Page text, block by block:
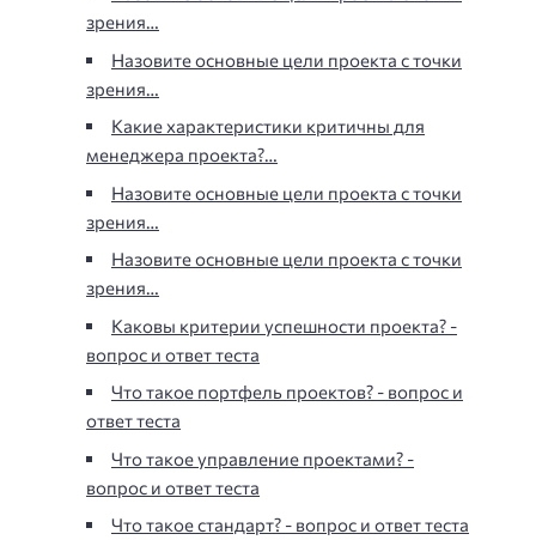
зрения…
Назовите основные цели проекта с точки
зрения…
Какие характеристики критичны для
менеджера проекта?…
Назовите основные цели проекта с точки
зрения…
Назовите основные цели проекта с точки
зрения…
Каковы критерии успешности проекта? -
вопрос и ответ теста
Что такое портфель проектов? - вопрос и
ответ теста
Что такое управление проектами? -
вопрос и ответ теста
Что такое стандарт? - вопрос и ответ теста